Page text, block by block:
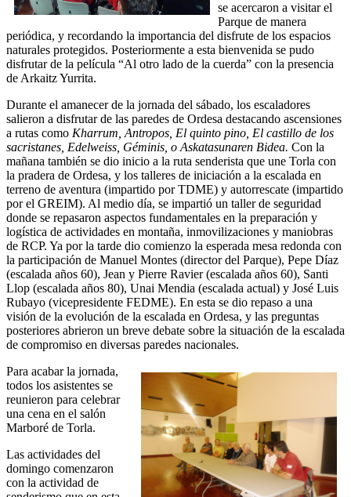
se acercaron a visitar el
Parque de manera
periódica, y recordando la importancia del disfrute de los espacios
naturales protegidos. Posteriormente a esta bienvenida se pudo
disfrutar de la película “Al otro lado de la cuerda” con la presencia
de Arkaitz Yurrita.
Durante el amanecer de la jornada del sábado, los escaladores
salieron a disfrutar de las paredes de Ordesa destacando ascensiones
a rutas como Kharrum, Antropos, El quinto pino, El castillo de los
sacristanes, Edelweiss, Géminis, o Askatasunaren Bidea. Con la
mañana también se dio inicio a la ruta senderista que une Torla con
la pradera de Ordesa, y los talleres de iniciación a la escalada en
terreno de aventura (impartido por TDME) y autorrescate (impartido
por el GREIM). Al medio día, se impartió un taller de seguridad
donde se repasaron aspectos fundamentales en la preparación y
logística de actividades en montaña, inmovilizaciones y maniobras
de RCP. Ya por la tarde dio comienzo la esperada mesa redonda con
la participación de Manuel Montes (director del Parque), Pepe Díaz
(escalada años 60), Jean y Pierre Ravier (escalada años 60), Santi
Llop (escalada años 80), Unai Mendia (escalada actual) y José Luis
Rubayo (vicepresidente FEDME). En esta se dio repaso a una
visión de la evolución de la escalada en Ordesa, y las preguntas
posteriores abrieron un breve debate sobre la situación de la escalada
de compromiso en diversas paredes nacionales.
Para acabar la jornada,
todos los asistentes se
reunieron para celebrar
una cena en el salón
Marboré de Torla.
Las actividades del
domingo comenzaron
con la actividad de